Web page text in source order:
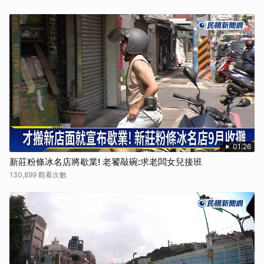
01:26
新莊粉條冰名店將歇業! 老饕敲碗:求老闆女兒接班
130,899 觀看次數